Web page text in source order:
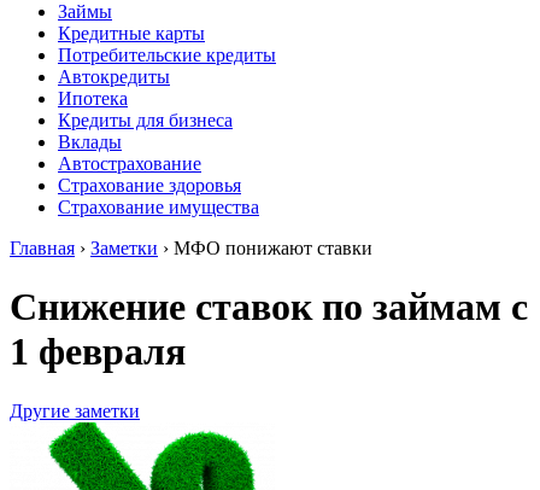
Займы
Кредитные карты
Потребительские кредиты
Автокредиты
Ипотека
Кредиты для бизнеса
Вклады
Автострахование
Страхование здоровья
Страхование имущества
Главная › Заметки › МФО понижают ставки
Снижение ставок по займам с
1 февраля
Другие заметки